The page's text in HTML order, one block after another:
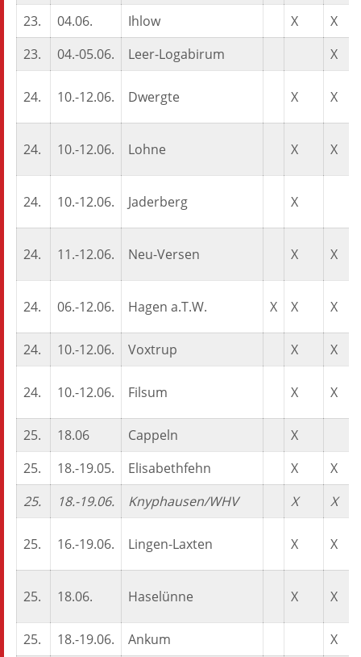
23. 04.06. Ihlow X
X
23.
04.-05.06. Leer-Logabirum X
24. 10.-12.06. Dwergte X X
24. 10.-12.06. Lohne X X
24. 10.-12.06. Jaderberg X
24. 11.-12.06. Neu-Versen X X
24. 06.-12.06. Hagen a.T.W. X X X
24. 10.-12.06. Voxtrup X X
24. 10.-12.06. Filsum X X
25. 18.06 Cappeln
X
25.
18.-19.05. Elisabethfehn X
X
25.
18.-19.06. Knyphausen/WHV X X
25. 16.-19.06. Lingen-Laxten X X
25. 18.06. Haselünne X X
25. 18.-19.06. Ankum
X